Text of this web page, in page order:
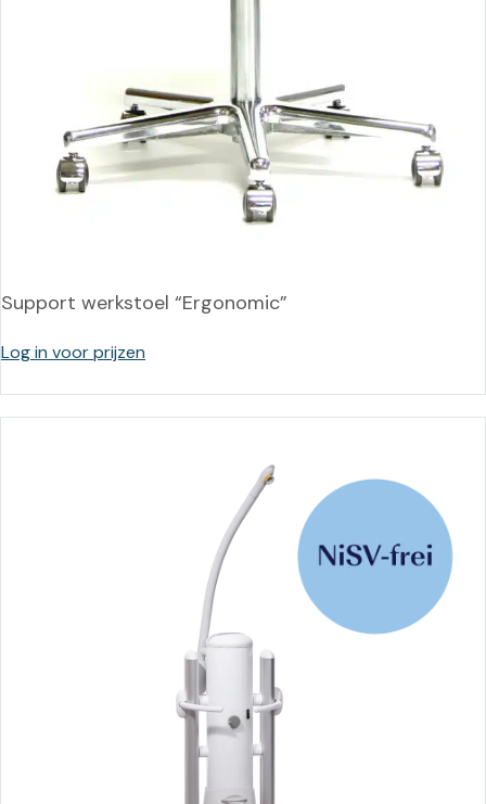
Support werkstoel “Ergonomic”
Log in voor prijzen